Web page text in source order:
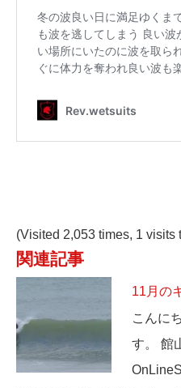
(Visited 2,053 times, 1 visits
関連記事
11月の
こんに
す。 館